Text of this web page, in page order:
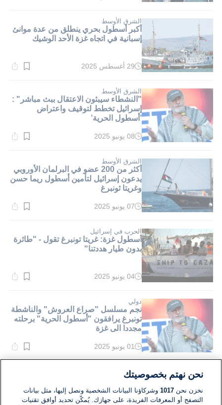
دقيقة.
الشرق الأوسط
أكبر أسطول بحري ينطلق من عدة موانئ
إسبانية في اتجاه غزة الأحد الوشيك
وقت
دقيقة.
29 أغسطس 2025
الشرق الأوسط
"النشطاء سيبثون الاعتقال ببث مباشر" :
إسرائيل تخطط لتوقيف واعتراض
’أسطول الحرية’
وقت
دقيقة.
08 يونيو 2025
الشرق الأوسط
أكثر من 200 عضو في البرلمان الأوروبي
يدعون إسرائيل لتأمين أسطول ريما حسن
وغريتا ثونبرغ
وقت
دقيقة.
07 يونيو 2025
الحرب في إسرائيل
أسطول غزة: غريتا تونبرغ تقول - "طائرة
بدون طيار هددتنا"
وقت
دقيقة.
04 يونيو 2025
دولي
نجم مسلسل "صراع العروش" والناشطة
تونبرغ يرافقون "أسطول الحرية" برحلته
مجددا الى غزة
وقت
دقيقة.
01 يونيو 2025
الشرق الأوسط
تقرير : طائرة مسيرة تهاجم سفينة كانت
تنوي كسر الحصار عن غزة قرب شواطئ
مالطا
نحن نهتم بخصوصيتك
نخزن نحن1017 وشركاؤنا البيانات الشخصية ونصل إليها، مثل بيانات
التصفح أو المعرفات الفريدة، على جهازك. يُمكّن تحديد أوافق تقنيات